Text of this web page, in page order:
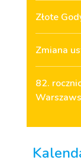
Złote
Zmiana
82.